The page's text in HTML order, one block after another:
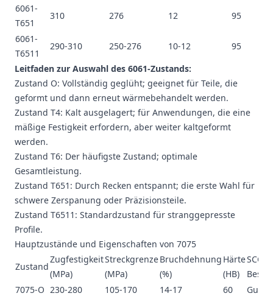
6061-
T651
310 276 12
95
6061-
T6511
290-310 250-276 10-12
95
Leitfaden zur Auswahl des 6061-Zustands:
Zustand O: Vollständig geglüht; geeignet für Teile, die
geformt und dann erneut wärmebehandelt werden.
Zustand T4: Kalt ausgelagert; für Anwendungen, die eine
mäßige Festigkeit erfordern, aber weiter kaltgeformt
werden.
Zustand T6: Der häufigste Zustand; optimale
Gesamtleistung.
Zustand T651: Durch Recken entspannt; die erste Wahl für
schwere Zerspanung oder Präzisionsteile.
Zustand T6511: Standardzustand für stranggepresste
Profile.
Hauptzustände und Eigenschaften von 7075
Zustand
Zugfestigkeit
(MPa)
Streckgrenze
(MPa)
Bruchdehnung
(%)
Härte
(HB)
SCC-
7075-O 230-280 105-170 14-17 60
Gut